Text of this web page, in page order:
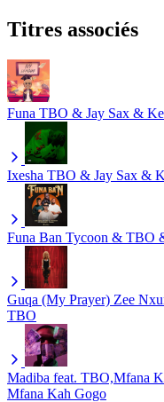
Titres associés
Funa TBO & Jay Sax &
Ixesha TBO & Jay Sax &
Funa Ban Tycoon & TBO
Guqa (My Prayer) Zee
TBO
Madiba feat. TBO,Mfana
Mfana Kah Gogo